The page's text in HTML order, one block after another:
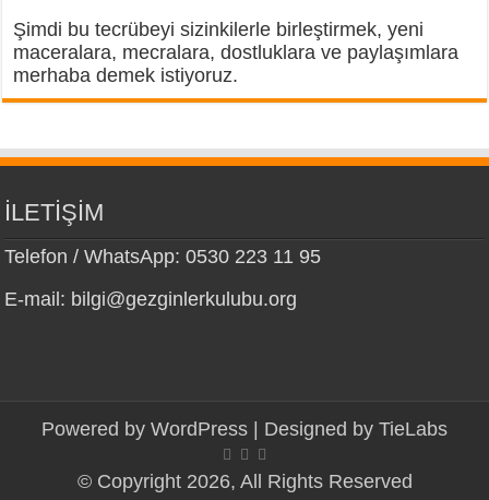
Şimdi bu tecrübeyi sizinkilerle birleştirmek, yeni
maceralara, mecralara, dostluklara ve paylaşımlara
merhaba demek istiyoruz.
İLETİŞİM
Telefon / WhatsApp: 0530 223 11 95
E-mail: bilgi@gezginlerkulubu.org
Powered by WordPress | Designed by TieLabs
© Copyright 2026, All Rights Reserved